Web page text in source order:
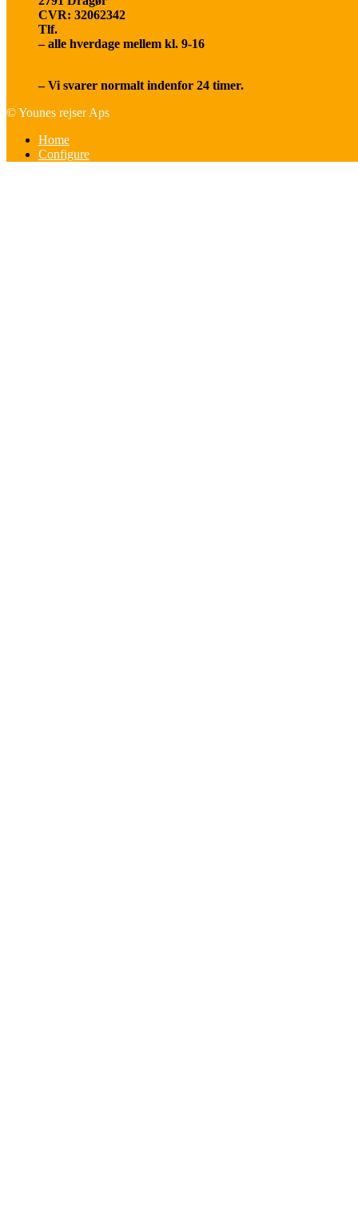
CVR: 32062342
Tlf.
– alle hverdage mellem kl. 9-16
– Vi svarer normalt indenfor 24 timer.
© Younes rejser Aps
Home
Configure